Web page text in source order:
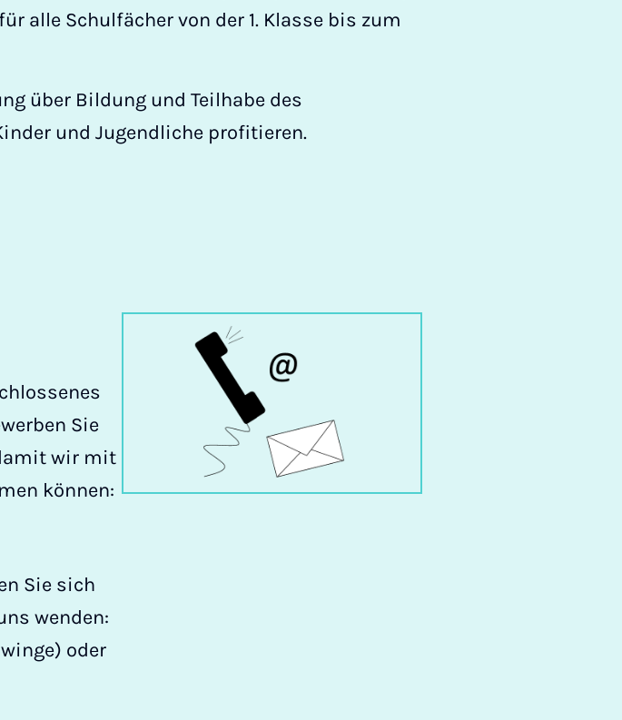
alle Schulfächer von der 1. Klasse bis zum
über Bildung und Teilhabe des
und Jugendliche profitieren.
Sie
wir mit
können:
Sie sich
wenden:
oder